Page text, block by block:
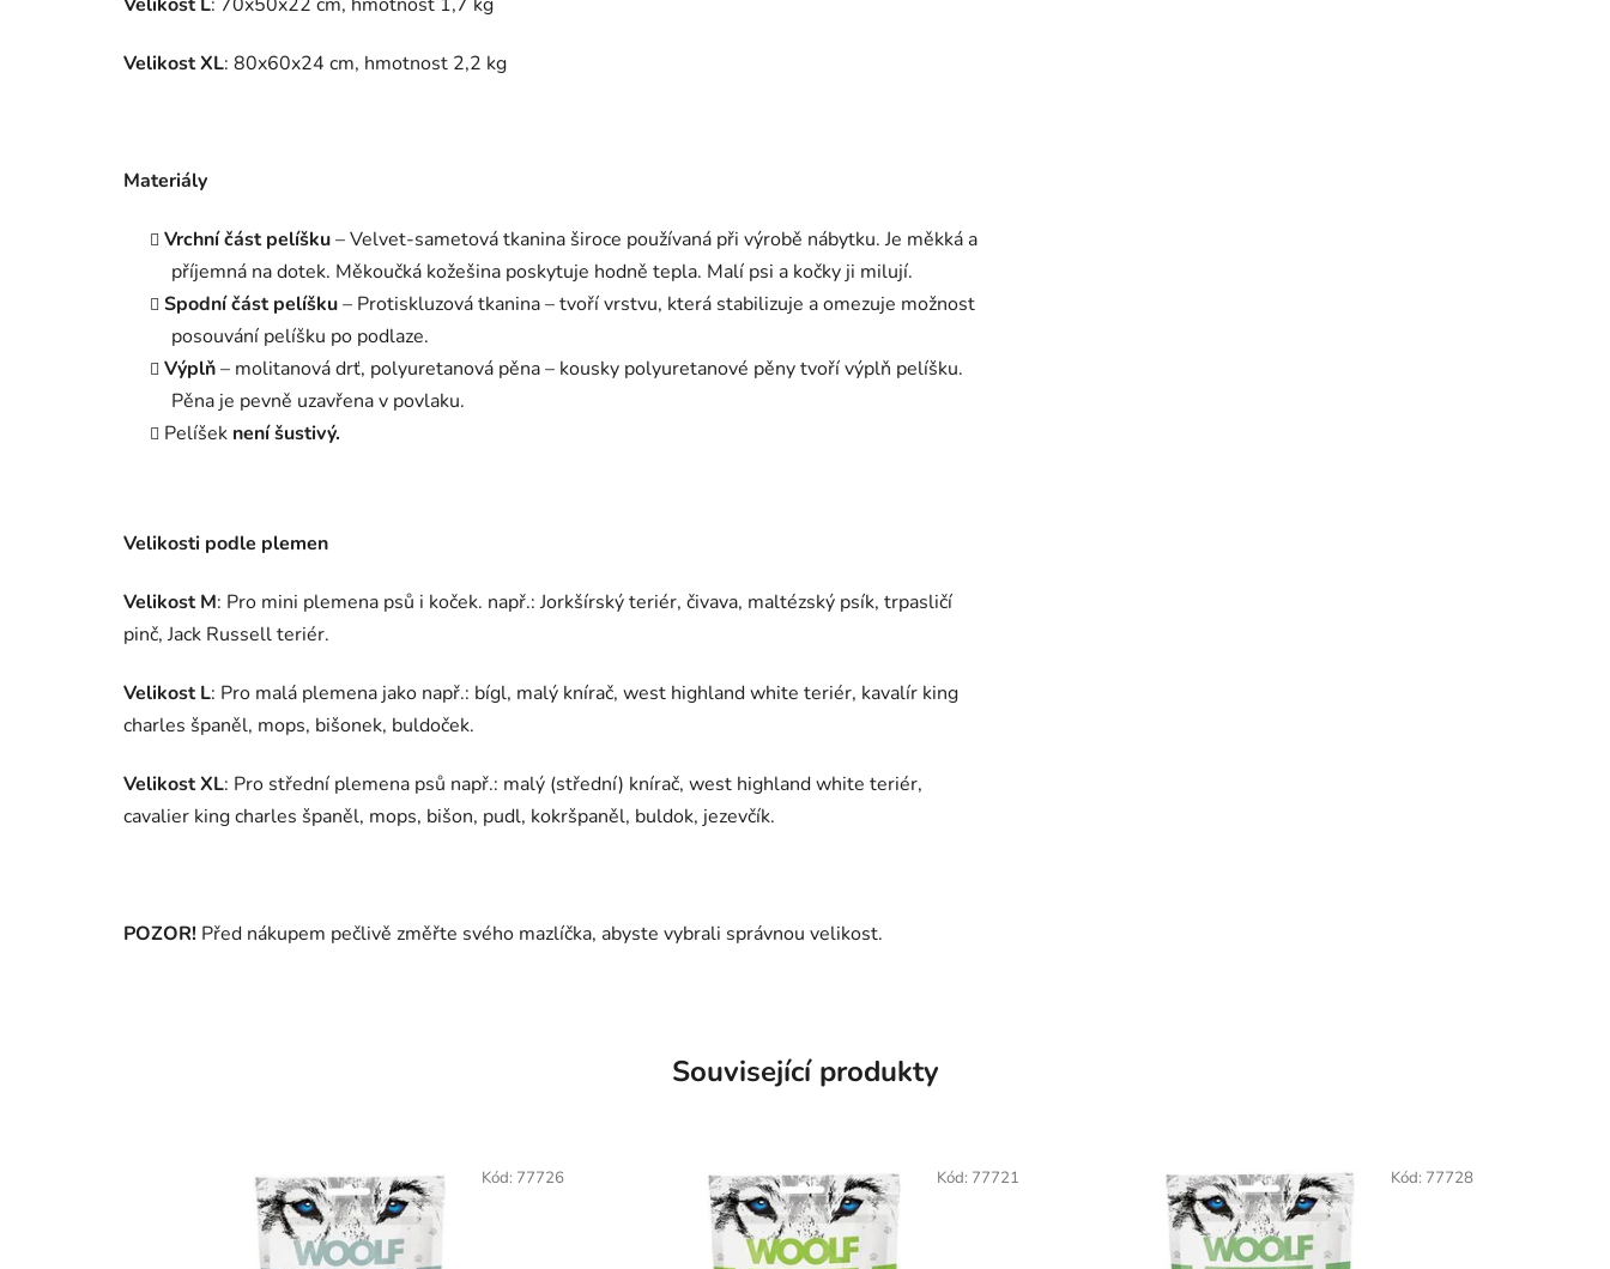
Velikost XL: 80x60x24 cm, hmotnost 2,2 kg
Materiály
Vrchní část pelíšku– Velvet-sametová tkanina široce používaná při výrobě nábytku. Je měkká a
příjemná na dotek. Měkoučká kožešina poskytuje hodně tepla. Malí psi a kočky ji milují.
Spodní část pelíšku– Protiskluzová tkanina – tvoří vrstvu, která stabilizuje a omezuje možnost
posouvání pelíšku po podlaze.
Výplň– molitanová drť, polyuretanová pěna – kousky polyuretanové pěny tvoří výplň pelíšku.
Pěna je pevně uzavřena v povlaku.
Pelíšek není šustivý.
Velikosti podle plemen
Velikost M: Pro mini plemena psů i koček. např.: Jorkšírský teriér, čivava, maltézský psík, trpasličí
pinč, Jack Russell teriér.
Velikost L: Pro malá plemena jako např.: bígl, malý knírač, west highland white teriér, kavalír king
charles španěl, mops, bišonek, buldoček.
VelikostXL: Pro střední plemena psů např.: malý (střední) knírač, west highland white teriér,
cavalier king charles španěl, mops, bišon, pudl, kokršpaněl, buldok, jezevčík.
POZOR! Před nákupem pečlivě změřte svého mazlíčka, abyste vybrali správnou velikost.
Související produkty
Kód: 77726 Kód: 77721 Kód: 77728